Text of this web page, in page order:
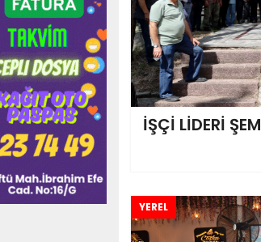
İŞÇİ LİDERİ
YEREL